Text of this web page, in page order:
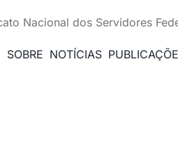
Nacional dos Servidores
SOBRE NOTÍCIAS